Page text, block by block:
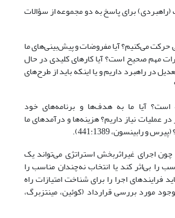
(راهبردی) برای پاسخ به دو مجموعه از سؤالات
حرکت می‌کنیم؟ آیا مفروضات و پیش‌بینی‌های ما
مهم صحیح است؟ آیا کارهای کلیدی در حال
در راهبرد داریم و یا اینکه باید از طرح‌های
است؟ آیا ما به هدف‌ها و برنامه‌های خود
در عملیات نیاز داریم؟ هزینه‌ها و درآمدهای ما
رابینسون، 441:1389).
چون اجرای غیراثربخش استراتژی می‌تواند یک
را بی‌اثر کند یا انتخاب نه‌چندان مناسب را
فرایندهای اجرا را برای شناخت امتیازات راه
مورد بررسی قرارداد (کوئین، مینتزبرگ،